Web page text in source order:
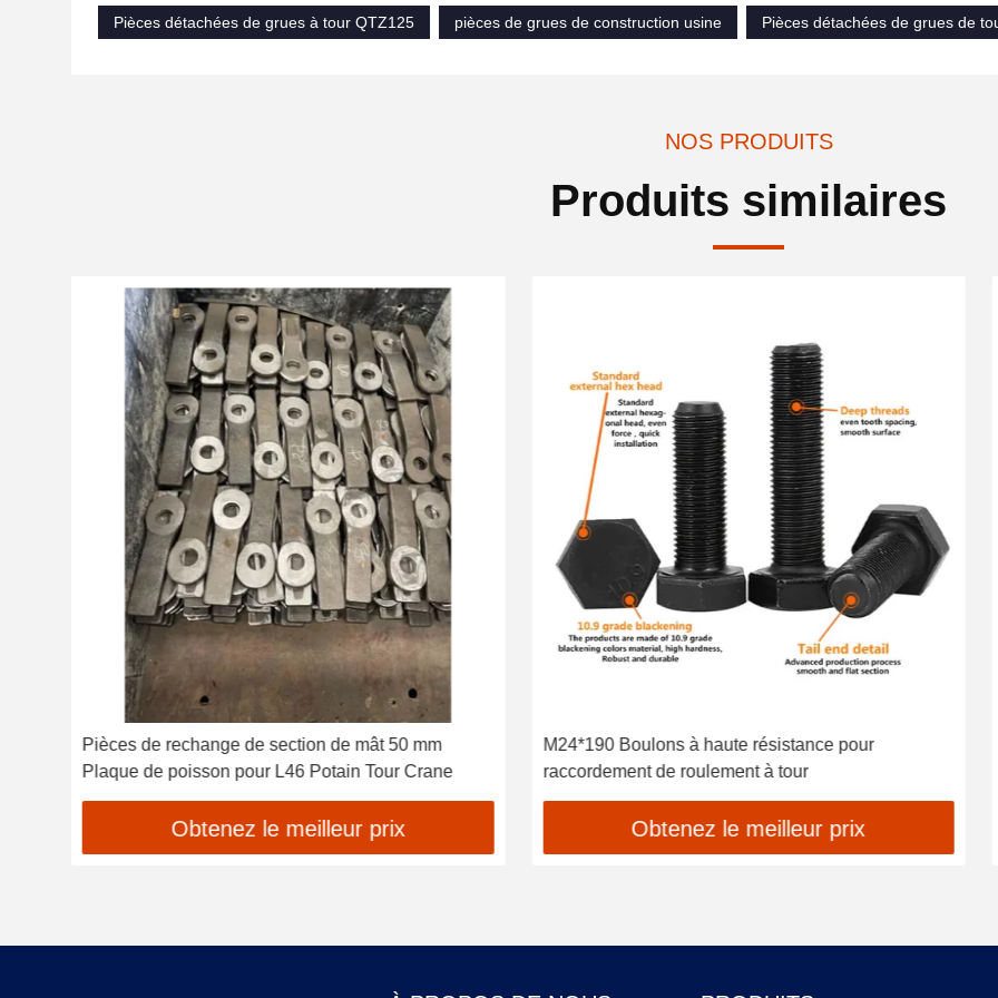
Pièces détachées de grues à tour QTZ125
pièces de grues de construction usine Pièces détachées de grues de
NOS PRODUITS
Produits similaires
Pièces de rechange de section de mât 50 mm
Plaque de poisson pour L46 Potain Tour Crane
Obtenez le meilleur prix
M24*190 Boulons à haute résistance pour
raccordement de roulement à tour
Obtenez le meilleur prix